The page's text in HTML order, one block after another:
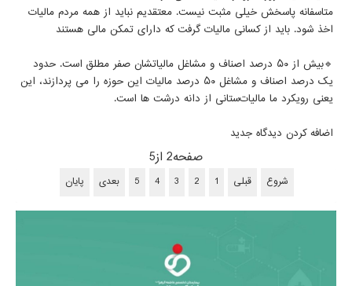
متاسفانه پاسخش خیلی مثبت نیست. معتقدیم نباید از همه مردم مالیات
اخذ شود. باید از کسانی مالیات گرفت که دارای تمکن مالی هستند
🔹بیش از ۵۰ درصد اصناف و مشاغل مالیاتشان صفر مطلق است. حدود
یک درصد اصناف و مشاغل ۵۰ درصد مالیات این حوزه را می پردازند، این
یعنی رویکرد ما مالیات‌ستانی از دانه درشت ها است.
اضافه کردن دیدگاه جدید
صفحه2 از5
شروع قبلی بعدی پایان